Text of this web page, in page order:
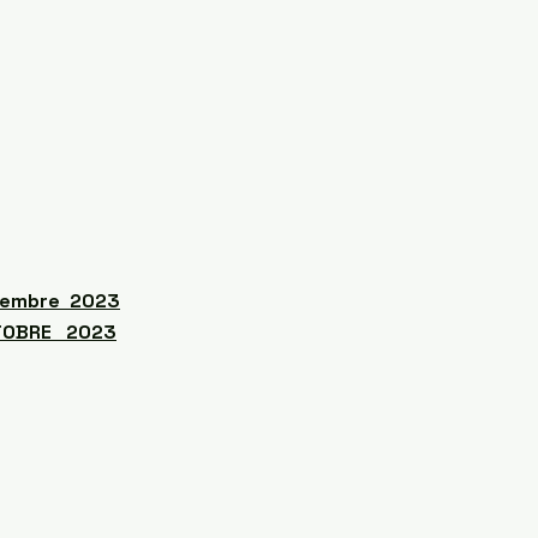
2023
2023